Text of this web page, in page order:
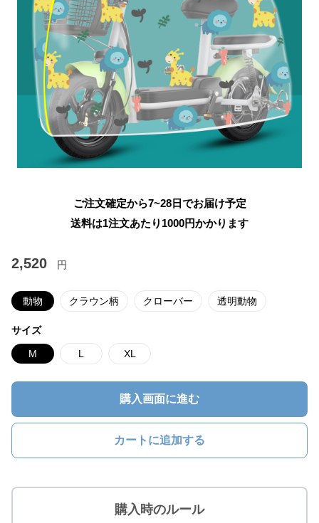
ご注文確定から7~28日でお届け予定
送料は1注文あたり 1000円かかります
2,520 円
動物 クラウン柄 クローバー 透明動物
サイズ
M L XL
購入画面に進む
カートに追加する
購入時のルール